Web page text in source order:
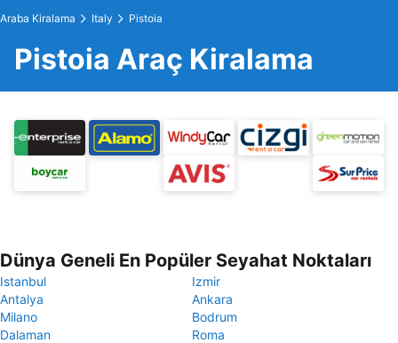
Araba Kiralama Italy Pistoia
Pistoia Araç Kiralama
Dünya Geneli En Popüler Seyahat Noktaları
Istanbul
Izmir
Antalya
Ankara
Milano
Bodrum
Dalaman
Roma